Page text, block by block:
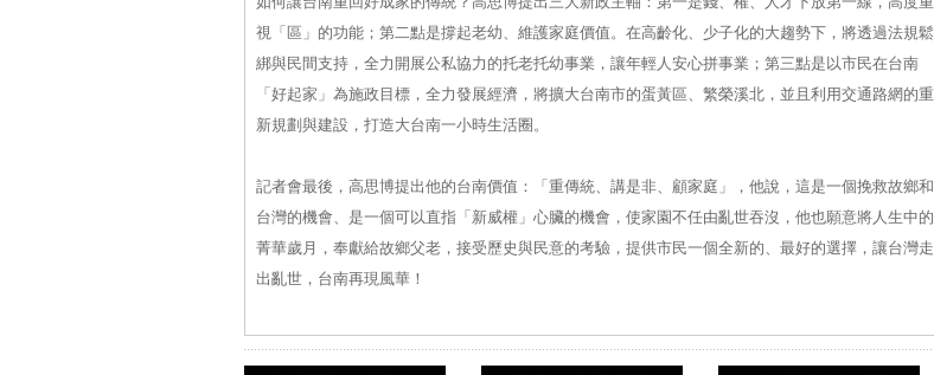
視「區」的功能；第二點是撐起老幼、維護家庭價值。在高齡化、少子化的大趨勢下，將透過法規鬆
綁與民間支持，全力開展公私協力的托老托幼事業，讓年輕人安心拼事業；第三點是以市民在台南
「好起家」為施政目標，全力發展經濟，將擴大台南市的蛋黃區、繁榮溪北，並且利用交通路網的重
新規劃與建設，打造大台南一小時生活圈。
記者會最後，高思博提出他的台南價值：「重傳統、講是非、顧家庭」，他說，這是一個挽救故鄉和
台灣的機會、是一個可以直指「新威權」心臟的機會，使家園不任由亂世吞沒，他也願意將人生中的
菁華歲月，奉獻給故鄉父老，接受歷史與民意的考驗，提供市民一個全新的、最好的選擇，讓台灣走
出亂世，台南再現風華！